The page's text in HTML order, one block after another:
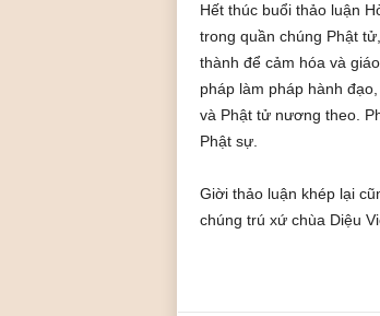
Hết thúc buổi thảo luận
trong quần chúng Phật
thành để cảm hóa và
pháp làm pháp hành
và Phật tử nương theo.
Phật sự.
Giời thảo luận khép lại
chúng trú xứ chùa Diệu